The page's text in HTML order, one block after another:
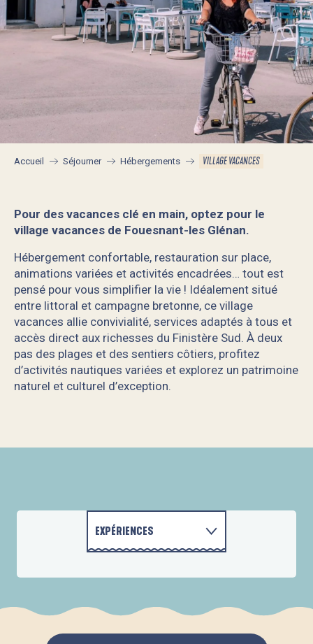
Accueil Séjourner Hébergements VILLAGE VACANCES
Pour des vacances clé en main, optez pour le
village vacances de Fouesnant-les Glénan.
Hébergement confortable, restauration sur place,
animations variées et activités encadrées… tout est
pensé pour vous simplifier la vie ! Idéalement situé
entre littoral et campagne bretonne, ce village
vacances allie convivialité, services adaptés à tous et
accès direct aux richesses du Finistère Sud. À deux
pas des plages et des sentiers côtiers, profitez
d’activités nautiques variées et explorez un patrimoine
naturel et culturel d’exception.
EXPÉRIENCES
HÉBERGEMENTS